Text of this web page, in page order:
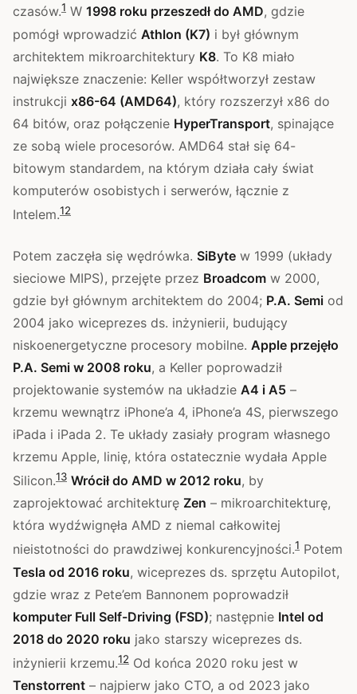
czasów.1 W 1998 roku przeszedł do AMD, gdzie
pomógł wprowadzić Athlon (K7) i był głównym
architektem mikroarchitektury K8. To K8 miało
największe znaczenie: Keller współtworzył zestaw
instrukcji x86-64 (AMD64), który rozszerzył x86 do
64 bitów, oraz połączenie HyperTransport, spinające
ze sobą wiele procesorów. AMD64 stał się 64-
bitowym standardem, na którym działa cały świat
komputerów osobistych i serwerów, łącznie z
Intelem.12
Potem zaczęła się wędrówka. SiByte w 1999 (układy
sieciowe MIPS), przejęte przez Broadcom w 2000,
gdzie był głównym architektem do 2004; P.A. Semi od
2004 jako wiceprezes ds. inżynierii, budujący
niskoenergetyczne procesory mobilne. Apple przejęło
P.A. Semi w 2008 roku, a Keller poprowadził
projektowanie systemów na układzie A4 i A5 –
krzemu wewnątrz iPhone’a 4, iPhone’a 4S, pierwszego
iPada i iPada 2. Te układy zasiały program własnego
krzemu Apple, linię, która ostatecznie wydała Apple
Silicon.13 Wrócił do AMD w 2012 roku, by
zaprojektować architekturę Zen – mikroarchitekturę,
która wydźwignęła AMD z niemal całkowitej
nieistotności do prawdziwej konkurencyjności.1 Potem
Tesla od 2016 roku, wiceprezes ds. sprzętu Autopilot,
gdzie wraz z Pete’em Bannonem poprowadził
komputer Full Self-Driving (FSD); następnie Intel od
2018 do 2020 roku jako starszy wiceprezes ds.
inżynierii krzemu.12 Od końca 2020 roku jest w
Tenstorrent – najpierw jako CTO, a od 2023 jako